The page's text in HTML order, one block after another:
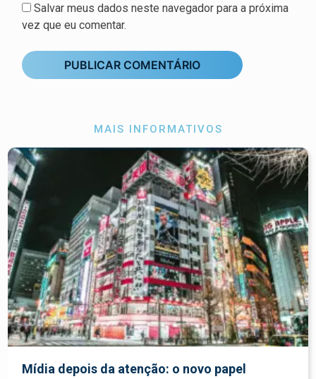
Salvar meus dados neste navegador para a próxima
vez que eu comentar.
MAIS INFORMATIVOS
Mídia depois da atenção: o novo papel